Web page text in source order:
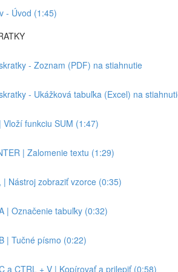
- Úvod (1:45)
- Zoznam (PDF) na stiahnutie
- Ukážková tabuľka (Excel) na
Vloží funkciu SUM (1:47)
| Zalomenie textu (1:29)
| Nástroj zobraziť vzorce (0:35)
| Označenie tabuľky (0:32)
| Tučné písmo (0:22)
a CTRL + V | Kopírovať a prilepiť (0:58)